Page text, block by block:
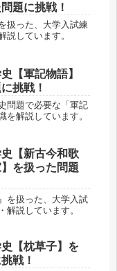
題に挑戦！
扱った、大学入試練
説しています。
【軍記物語】
挑戦！
問題で必要な「軍記
を解説しています。
【新古今和歌
を扱った問題
を扱った、大学入試
解説しています。
【枕草子】を
戦！